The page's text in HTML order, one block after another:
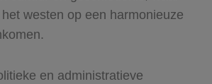
westen op een harmonieuze
en administratieve